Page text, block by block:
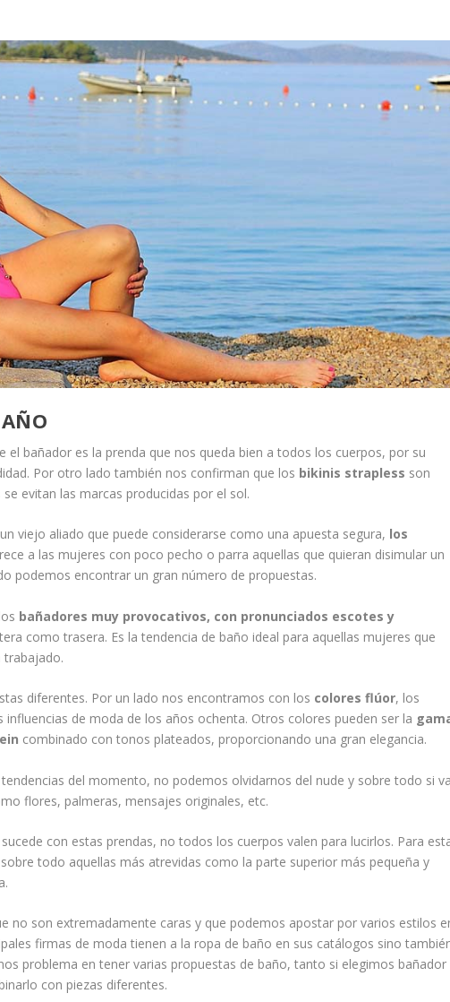
bañador es la prenda que nos queda bien a todos los cuerpos, por su
Por otro lado también nos confirman que los bikinis strapless son
evitan las marcas producidas por el sol.
viejo aliado que puede considerarse como una apuesta segura, los
a las mujeres con poco pecho o parra aquellas que quieran disimular un
podemos encontrar un gran número de propuestas.
bañadores muy provocativos, con pronunciados escotes y
como trasera. Es la tendencia de baño ideal para aquellas mujeres que
trabajado.
diferentes. Por un lado nos encontramos con los colores flúor, los
influencias de moda de los años ochenta. Otros colores pueden ser la
combinado con tonos plateados, proporcionando una gran elegancia.
del momento, no podemos olvidarnos del nude y sobre todo si
flores, palmeras, mensajes originales, etc.
con estas prendas, no todos los cuerpos valen para lucirlos. Para
todo aquellas más atrevidas como la parte superior más pequeña y
no son extremadamente caras y que podemos apostar por varios estilos
firmas de moda tienen a la ropa de baño en sus catálogos sino
problema en tener varias propuestas de baño, tanto si elegimos bañador
con piezas diferentes.